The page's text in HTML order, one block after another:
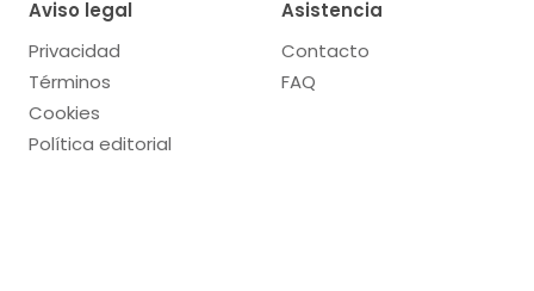
Aviso legal
Privacidad
Términos
Cookies
Política editorial
Asistencia
Contacto
FAQ